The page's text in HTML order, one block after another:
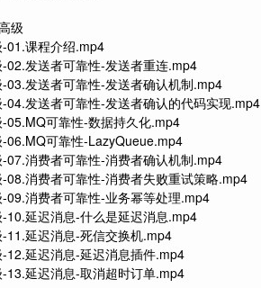
级
课程介绍.mp4
发送者可靠性-发送者重连.mp4
发送者可靠性-发送者确认机制.mp4
发送者可靠性-发送者确认的代码实现.mp4
可靠性-数据持久化.mp4
可靠性-LazyQueue.mp4
消费者可靠性-消费者确认机制.mp4
消费者可靠性-消费者失败重试策略.mp4
消费者可靠性-业务幂等处理.mp4
延迟消息-什么是延迟消息.mp4
延迟消息-死信交换机.mp4
延迟消息-延迟消息插件.mp4
延迟消息-取消超时订单.mp4